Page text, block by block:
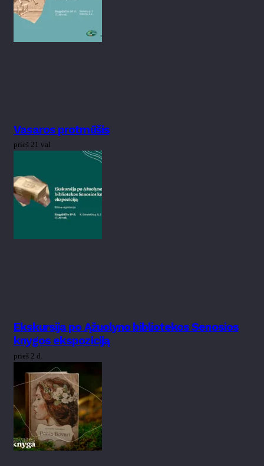
Vasaros protmūšis
prieš 21 val
Ekskursija po Ąžuolyno bibliotekos Senosios
knygos ekspoziciją
prieš 2 d.